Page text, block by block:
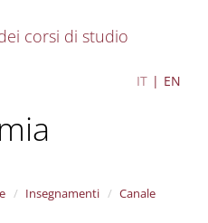
corsi di studio
IT EN
Insegnamenti
Canale